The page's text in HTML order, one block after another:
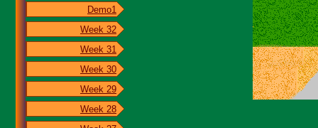
Demo1
Week 32
Week 31
Week 30
Week 29
Week 28